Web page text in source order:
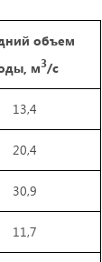
объем
м3/с
13,4
20,4
30,9
11,7